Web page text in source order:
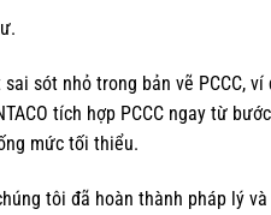
sai sót nhỏ trong bản vẽ PCCC,
tích hợp PCCC ngay từ
mức tối thiểu.
tôi đã hoàn thành pháp lý